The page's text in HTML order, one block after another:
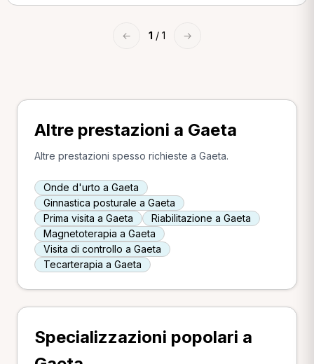
← 1 / 1 →
Altre prestazioni a Gaeta
Altre prestazioni spesso richieste a Gaeta.
Onde d'urto a Gaeta
Ginnastica posturale a Gaeta
Prima visita a Gaeta
Riabilitazione a Gaeta
Magnetoterapia a Gaeta
Visita di controllo a Gaeta
Tecarterapia a Gaeta
Specializzazioni popolari a